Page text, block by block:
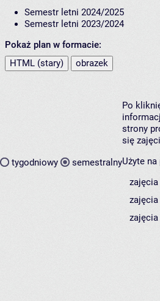
Semestr letni 2024/2025
Semestr letni 2023/2024
Pokaż plan w formacie:
HTML (stary)
obrazek
tygodniowy semestralny
Po
strony
się
Użyte
zajęcia